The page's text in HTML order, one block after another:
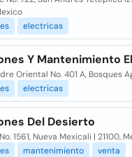
electricas
Y Mantenimiento
Oriental No. 401 A, Bosques
electricas
Del Desierto
1561, Nueva Mexicali | 21100,
mantenimiento venta